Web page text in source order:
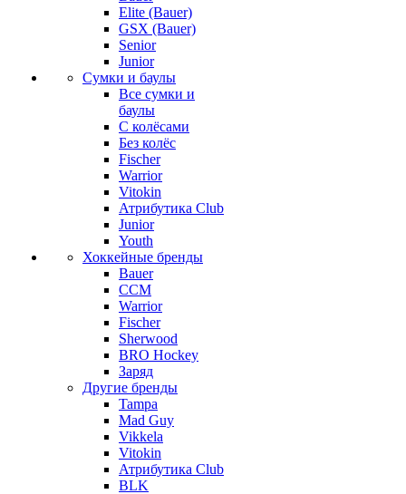
Elite (Bauer)
GSX (Bauer)
Senior
Junior
Сумки и баулы
Все сумки и
баулы
С колёсами
Без колёс
Fischer
Warrior
Vitokin
Атрибутика Club
Junior
Youth
Хоккейные бренды
Bauer
CCM
Warrior
Fischer
Sherwood
BRO Hockey
Заряд
Другие бренды
Tampa
Mad Guy
Vikkela
Vitokin
Атрибутика Club
BLK